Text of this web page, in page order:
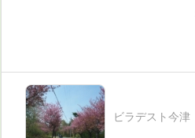
ビラデスト今津